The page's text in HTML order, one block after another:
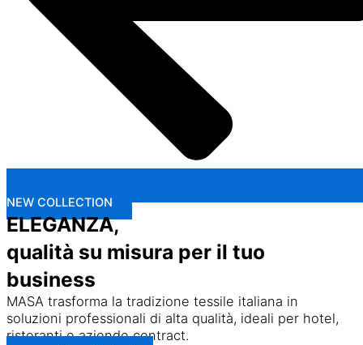
NEW COLLECTION
ELEGANZA,
qualità su misura per il tuo
business
MASA trasforma la tradizione tessile italiana in
soluzioni professionali di alta qualità, ideali per hotel,
ristoranti e aziende contract.